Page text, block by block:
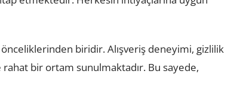
biridir. Alışveriş deneyimi, gizlilik
bir ortam sunulmaktadır. Bu sayede,